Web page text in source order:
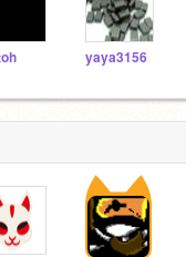
yaya3156